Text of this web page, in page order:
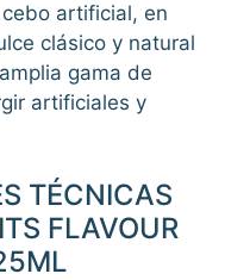
artificial, en
clásico y natural
gama de
artificiales y
TÉCNICAS
FLAVOUR